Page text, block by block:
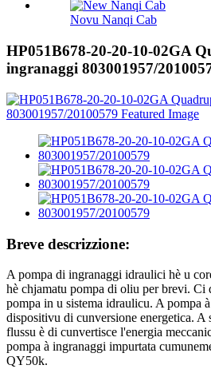
Novu Nanqi Cab
HP051B678-20-20-10-02GA
ingranaggi 803001957/
Breve descrizzione:
A pompa di ingranaggi idraulici hè u
hè chjamatu pompa di oliu per brevi. Ci
pompa in u sistema idraulicu. A pompa
dispositivu di cunversione energetica. A
flussu è di cunvertisce l'energia
pompa à ingranaggi impurtata
QY50k.